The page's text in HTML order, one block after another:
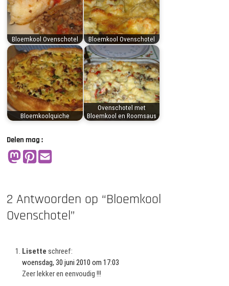
Bloemkool Ovenschotel Bloemkool Ovenschotel
Bloemkoolquiche
Ovenschotel met
Bloemkool en Roomsaus
Delen mag :
2 Antwoorden op “Bloemkool
Ovenschotel”
Lisette schreef:
woensdag, 30 juni 2010 om 17:03
Zeer lekker en eenvoudig !!!